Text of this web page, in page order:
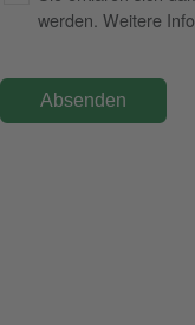
werden. Weitere